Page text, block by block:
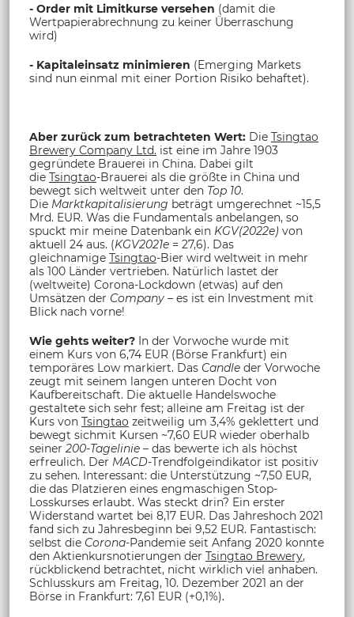
- Order mit Limitkurse versehen (damit die
Wertpapierabrechnung zu keiner Überraschung
wird)
- Kapitaleinsatz minimieren (Emerging Markets
sind nun einmal mit einer Portion Risiko behaftet).
Aber zurück zum betrachteten Wert: Die Tsingtao
Brewery Company Ltd. ist eine im Jahre 1903
gegründete Brauerei in China. Dabei gilt
die Tsingtao-Brauerei als die größte in China und
bewegt sich weltweit unter den Top 10.
Die Marktkapitalisierung beträgt umgerechnet ~15,5
Mrd. EUR. Was die Fundamentals anbelangen, so
spuckt mir meine Datenbank ein KGV(2022e) von
aktuell 24 aus. (KGV2021e = 27,6). Das
gleichnamige Tsingtao-Bier wird weltweit in mehr
als 100 Länder vertrieben. Natürlich lastet der
(weltweite) Corona-Lockdown (etwas) auf den
Umsätzen der Company – es ist ein Investment mit
Blick nach vorne!
Wie gehts weiter? In der Vorwoche wurde mit
einem Kurs von 6,74 EUR (Börse Frankfurt) ein
temporäres Low markiert. Das Candle der Vorwoche
zeugt mit seinem langen unteren Docht von
Kaufbereitschaft. Die aktuelle Handelswoche
gestaltete sich sehr fest; alleine am Freitag ist der
Kurs von Tsingtao zeitweilig um 3,4% geklettert und
bewegt sichmit Kursen ~7,60 EUR wieder oberhalb
seiner 200-Tagelinie – das bewerte ich als höchst
erfreulich. Der MACD-Trendfolgeindikator ist positiv
zu sehen. Interessant: die Unterstützung ~7,50 EUR,
die das Platzieren eines engmaschigen Stop-
Losskurses erlaubt. Was steckt drin? Ein erster
Widerstand wartet bei 8,17 EUR. Das Jahreshoch 2021
fand sich zu Jahresbeginn bei 9,52 EUR. Fantastisch:
selbst die Corona-Pandemie seit Anfang 2020 konnte
den Aktienkursnotierungen der Tsingtao Brewery,
rückblickend betrachtet, nicht wirklich viel anhaben.
Schlusskurs am Freitag, 10. Dezember 2021 an der
Börse in Frankfurt: 7,61 EUR (+0,1%).